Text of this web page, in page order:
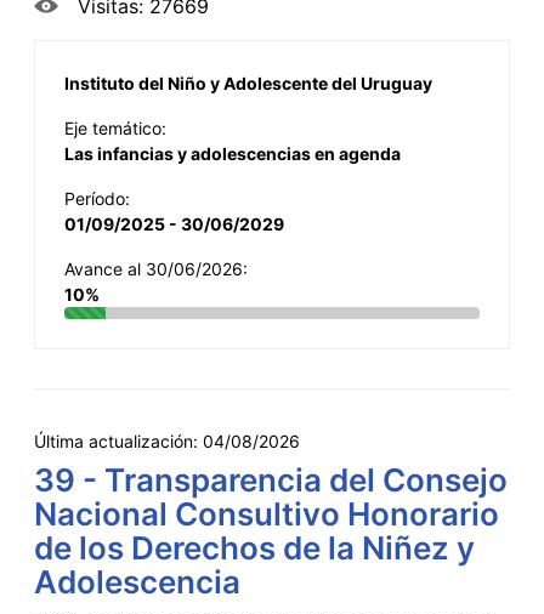
Visitas: 27669
Instituto del Niño y Adolescente del Uruguay
Eje temático:
Las infancias y adolescencias en agenda
Período:
01/09/2025 - 30/06/2029
Avance al 30/06/2026:
10%
Última actualización: 04/08/2026
39 - Transparencia del Consejo
Nacional Consultivo Honorario
de los Derechos de la Niñez y
Adolescencia